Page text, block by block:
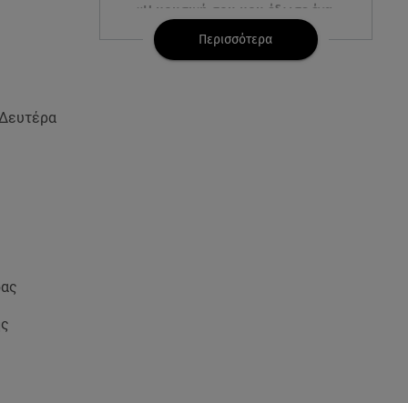
«Η μουσική σου μου έδωσε ένα
μαγικό χαλί»
Περισσότερα